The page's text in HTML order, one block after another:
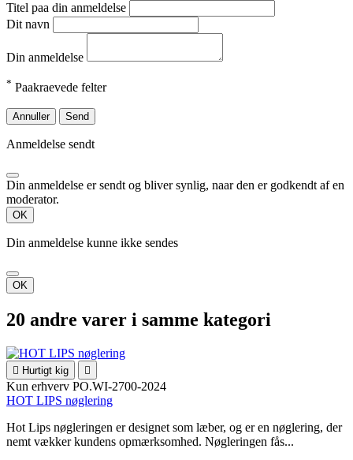
Titel paa din anmeldelse
Dit navn
Din anmeldelse
* Paakraevede felter
Annuller Send
Anmeldelse sendt
Din anmeldelse er sendt og bliver synlig, naar den er godkendt af en
moderator.
OK
Din anmeldelse kunne ikke sendes
OK
20 andre varer i samme kategori
 Hurtigt kig 
Kun erhverv PO.WI-2700-2024
HOT LIPS nøglering
Hot Lips nøgleringen er designet som læber, og er en nøglering, der
nemt vækker kundens opmærksomhed. Nøgleringen fås...